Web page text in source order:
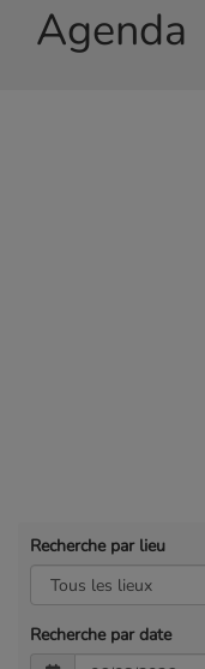
Agenda
Recherche par lieu
Recherche par date